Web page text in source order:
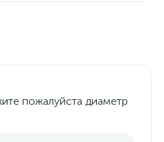
пожалуйста диаметр